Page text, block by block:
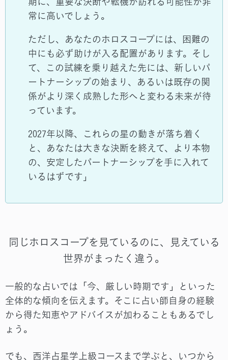
常に高いでしょう。
ただし、あなたのホロスコープには、困難の
中にも必ず助けが入る配置があります。そし
て、この試練を乗り越えた先には、新しいパ
ートナーシップの始まり、あるいは既存の関
係がより深く成熟した形へと変わる未来が待
っています。
2027年以降、これらの星の動きが落ち着く
と、あなたは大きな決断を終えて、より本物
の、安定したパートナーシップを手に入れて
いるはずです」
同じホロスコープを見ているのに、見えている
世界がまったく違う。
一般的な占いでは「今、厳しい時期です」といった
全体的な傾向を伝えます。そこに占い師自身の経験
から得た知恵やアドバイスが加わることもあるでし
ょう。
でも、西洋占星学上級コースまで学ぶと、いつから